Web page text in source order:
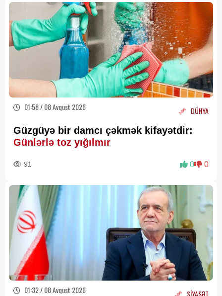
01:58 / 08 Avqust 2026 DÜNYA
Güzgüyə bir damcı çəkmək kifayətdir:
Günlərlə toz yığılmır
91 0 0
01:32 / 08 Avqust 2026 SİYASƏT